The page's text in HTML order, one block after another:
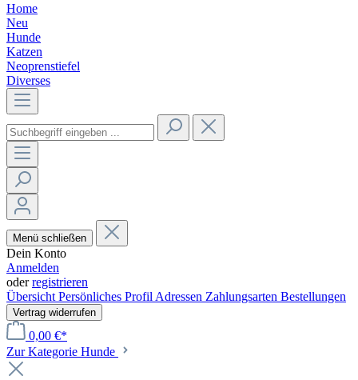
Home
Neu
Hunde
Katzen
Neoprenstiefel
Diverses
Menü schließen
Dein Konto
Anmelden
oderregistrieren
Übersicht Persönliches Profil Adressen Zahlungsarten Bestellungen
Vertrag widerrufen
0,00 €*
Zur Kategorie Hunde